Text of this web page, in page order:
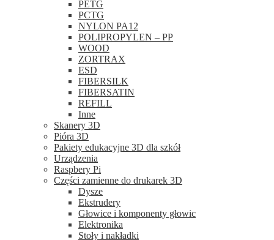
PETG
PCTG
NYLON PA12
POLIPROPYLEN – PP
WOOD
ZORTRAX
ESD
FIBERSILK
FIBERSATIN
REFILL
Inne
Skanery 3D
Pióra 3D
Pakiety edukacyjne 3D dla szkół
Urządzenia
Raspbery Pi
Części zamienne do drukarek 3D
Dysze
Ekstrudery
Głowice i komponenty głowic
Elektronika
Stoły i nakładki